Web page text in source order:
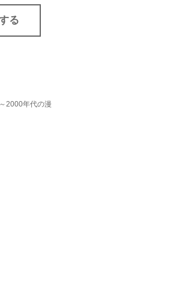
る
2000年代の漫